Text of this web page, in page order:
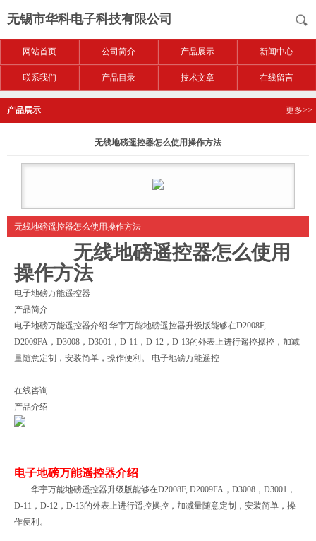
无锡市华科电子科技有限公司
网站首页 公司简介 产品展示 新闻中心
联系我们 产品目录 技术文章 在线留言
产品展示 更多>>
无线地磅遥控器怎么使用操作方法
无线地磅遥控器怎么使用操作方法
无线地磅遥控器怎么使用
操作方法
电子地磅万能遥控器
产品简介
电子地磅万能遥控器介绍 华宇万能地磅遥控器升级版能够在D2008F,
D2009FA，D3008，D3001，D-11，D-12，D-13的外表上进行遥控操控，加减
量随意定制，安装简单，操作便利。 电子地磅万能遥控
在线咨询
产品介绍
电子地磅万能遥控器介绍
华宇万能地磅遥控器升级版能够在D2008F, D2009FA，D3008，D3001，
D-11，D-12，D-13的外表上进行遥控操控，加减量随意定制，安装简单，操
作便利。